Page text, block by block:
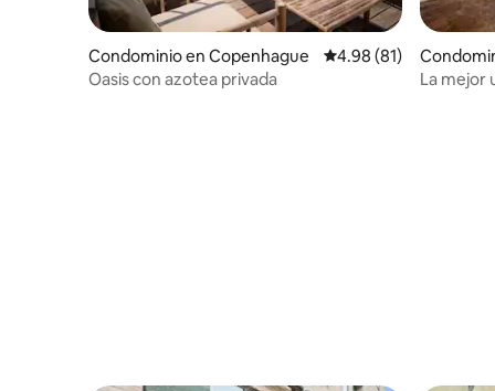
Condominio en Copenhague Calificación promedio:
4.98 (81)
Oasis con azotea privada
eLa mejor